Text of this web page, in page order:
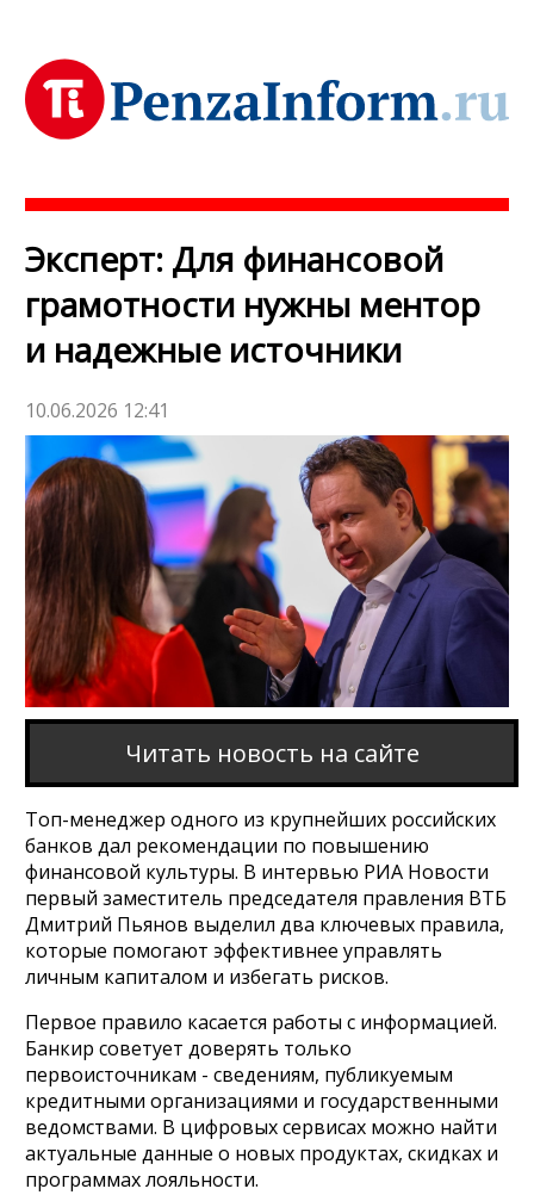
Эксперт: Для финансовой
грамотности нужны ментор
и надежные источники
10.06.2026 12:41
Читать новость на сайте
Топ-менеджер одного из крупнейших российских
банков дал рекомендации по повышению
финансовой культуры. В интервью РИА Новости
первый заместитель председателя правления ВТБ
Дмитрий Пьянов выделил два ключевых правила,
которые помогают эффективнее управлять
личным капиталом и избегать рисков.
Первое правило касается работы с информацией.
Банкир советует доверять только
первоисточникам - сведениям, публикуемым
кредитными организациями и государственными
ведомствами. В цифровых сервисах можно найти
актуальные данные о новых продуктах, скидках и
программах лояльности.